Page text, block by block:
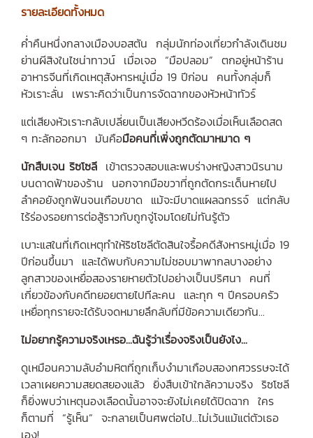
รายละเอียดทั้งหมด
ค่ำคืนหนึ่งกลางเมืองบอสตัน กลุ่มนักท่องเที่ยวกำลังเดินชม
ย่านผีสิงในไชน่าทาวน์ เมื่อเจอ “มือปลอม” ตกอยู่หน้าร้าน
อาหารจีนที่เกิดเหตุสังหารหมู่เมื่อ 19 ปีก่อน คนทั้งกลุ่มก็
หัวเราะลั่น เพราะคิดว่าเป็นการจัดฉากของหัวหน้าทัวร์
แต่เสียงหัวเราะกลับเปลี่ยนเป็นเสียงหวีดร้องเมื่อเห็นเลือดสด
ๆ ทะลักออกมา มันคือมือคนที่เพิ่งถูกตัดมาหมาด ๆ
นักสืบเจน ริซโซลี เข้าตรวจสอบและพบร่างหญิงสาวนิรนาม
บนดาดฟ้าของร้าน นอกจากมือขวาที่ถูกตัดกระเด็นหายไป
ลำคอยังถูกฟันจนเกือบขาด แม้จะมีบาดแผลฉกรรจ์ แต่กลับ
ไร้ร่องรอยการต่อสู้ราวกับถูกจู่โจมโดยไม่ทันรู้ตัว
เบาะแสในที่เกิดเหตุทำให้ริซโซลีตัดสินใจรื้อคดีสังหารหมู่เมื่อ 19
ปีก่อนขึ้นมา และได้พบกับความไม่ชอบมาพากลบางอย่าง
ลูกสาวของเหยื่อสองรายหายตัวไปอย่างเป็นปริศนา คนที่
เกี่ยวข้องกับคดีทยอยตายไปทีละคน และทุก ๆ ปีครอบครัว
เหยื่อทุกรายจะได้รับจดหมายลึกลับที่มีข้อความเดียวกัน...
ไม่อยากรู้ความจริงเหรอ...ฉันรู้ว่าเรื่องจริงเป็นยังไง...
ดูเหมือนความลับอำมหิตที่ถูกเก็บงำมาเกือบสองทศวรรษจะได้
เวลาเผยความสยดสยองแล้ว ยิ่งสืบเข้าใกล้ความจริง ริซโซลี
ก็ยิ่งพบว่าเหตุนองเลือดนั้นอาจจะยังไม่เคยได้ปิดฉาก ใคร
ก็ตามที่ “รู้เห็น” จะกลายเป็นศพต่อไป...ไม่เว้นแม้แต่ตัวเธอ
เอง!